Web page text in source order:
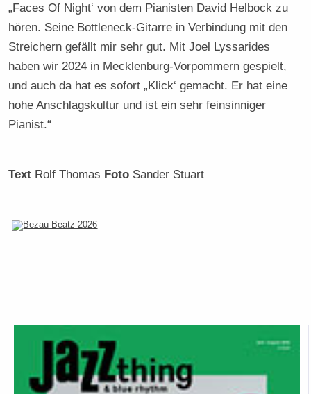
„Faces Of Night‘ von dem Pianisten David Helbock zu
hören. Seine Bottleneck-Gitarre in Verbindung mit den
Streichern gefällt mir sehr gut. Mit Joel Lyssarides
haben wir 2024 in Mecklenburg-Vorpommern gespielt,
und auch da hat es sofort „Klick‘ gemacht. Er hat eine
hohe Anschlagskultur und ist ein sehr feinsinniger
Pianist.“
Text Rolf Thomas Foto Sander Stuart